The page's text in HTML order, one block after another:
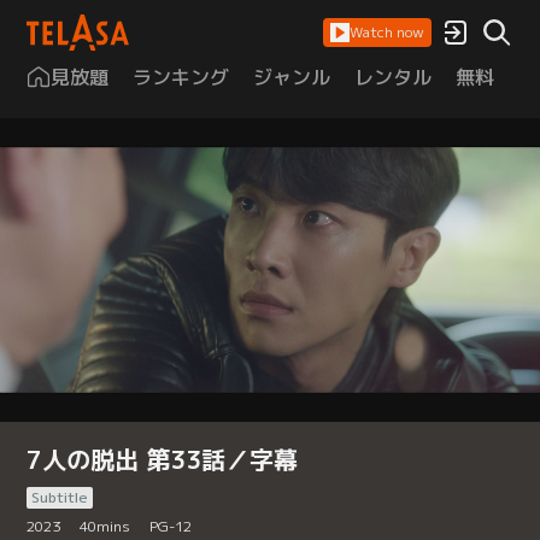
Watch now
見放題 ランキング ジャンル レンタル 無料
7人の脱出 第33話／字幕
Subtitle
2023
40mins PG-12